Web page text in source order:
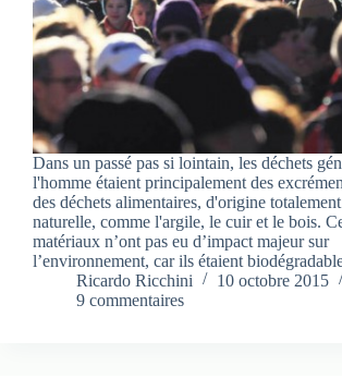
Dans un passé pas si lointain, les déchets
l'homme étaient principalement des
des déchets alimentaires, d'origine totalement
naturelle, comme l'argile, le cuir et le bois.
matériaux n’ont pas eu d’impact majeur sur
l’environnement, car ils étaient
Ricardo Ricchini
10 octobre 2015
9 commentaires